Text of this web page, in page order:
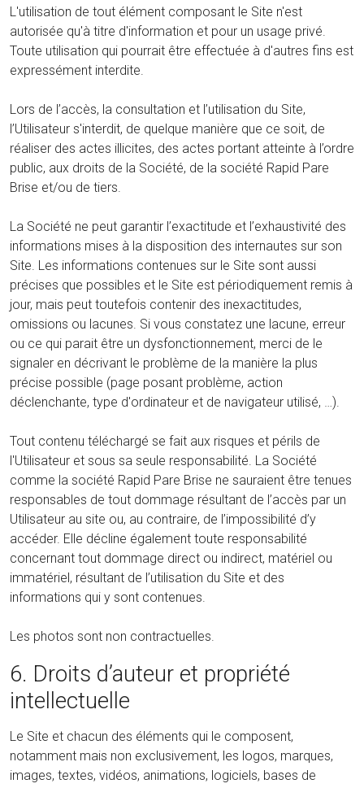
L'utilisation de tout élément composant le Site n'est
autorisée qu'à titre d'information et pour un usage privé.
Toute utilisation qui pourrait être effectuée à d'autres fins est
expressément interdite.
Lors de l’accès, la consultation et l’utilisation du Site,
l’Utilisateur s'interdit, de quelque manière que ce soit, de
réaliser des actes illicites, des actes portant atteinte à l’ordre
public, aux droits de la Société, de la société Rapid Pare
Brise et/ou de tiers.
La Société ne peut garantir l’exactitude et l’exhaustivité des
informations mises à la disposition des internautes sur son
Site. Les informations contenues sur le Site sont aussi
précises que possibles et le Site est périodiquement remis à
jour, mais peut toutefois contenir des inexactitudes,
omissions ou lacunes. Si vous constatez une lacune, erreur
ou ce qui parait être un dysfonctionnement, merci de le
signaler en décrivant le problème de la manière la plus
précise possible (page posant problème, action
déclenchante, type d'ordinateur et de navigateur utilisé, …).
Tout contenu téléchargé se fait aux risques et périls de
l'Utilisateur et sous sa seule responsabilité. La Société
comme la société Rapid Pare Brise ne sauraient être tenues
responsables de tout dommage résultant de l’accès par un
Utilisateur au site ou, au contraire, de l’impossibilité d’y
accéder. Elle décline également toute responsabilité
concernant tout dommage direct ou indirect, matériel ou
immatériel, résultant de l’utilisation du Site et des
informations qui y sont contenues.
Les photos sont non contractuelles.
6. Droits d’auteur et propriété
intellectuelle
Le Site et chacun des éléments qui le composent,
notamment mais non exclusivement, les logos, marques,
images, textes, vidéos, animations, logiciels, bases de